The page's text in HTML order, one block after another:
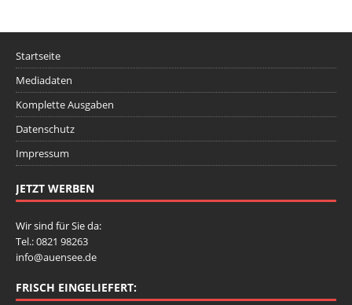
Startseite
Mediadaten
Komplette Ausgaben
Datenschutz
Impressum
JETZT WERBEN
Wir sind für Sie da:
Tel.: 0821 98263
info@auensee.de
FRISCH EINGELIEFERT: